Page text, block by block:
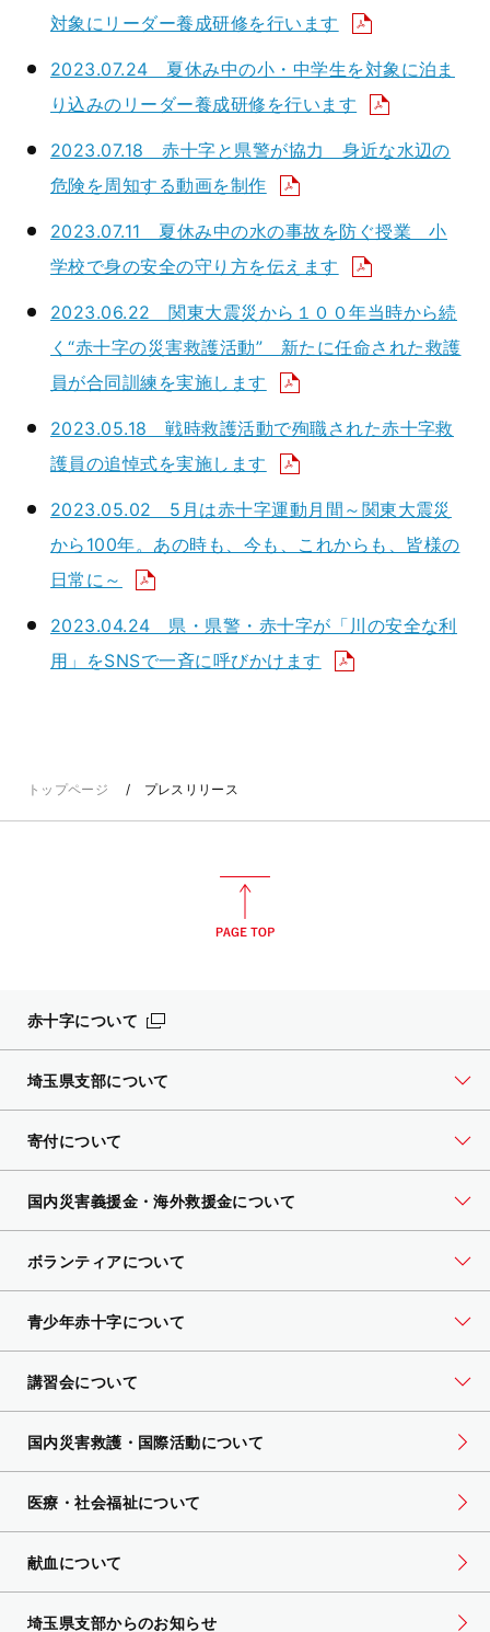
対象にリーダー養成研修を行います
2023.07.24 夏休み中の小・中学生を対象に泊ま
り込みのリーダー養成研修を行います
2023.07.18 赤十字と県警が協力 身近な水辺の
危険を周知する動画を制作
2023.07.11 夏休み中の水の事故を防ぐ授業 小
学校で身の安全の守り方を伝えます
2023.06.22 関東大震災から１００年当時から続
く“赤十字の災害救護活動” 新たに任命された救護
員が合同訓練を実施します
2023.05.18 戦時救護活動で殉職された赤十字救
護員の追悼式を実施します
2023.05.02 5月は赤十字運動月間～関東大震災
から100年。あの時も、今も、これからも、皆様の
日常に～
2023.04.24 県・県警・赤十字が「川の安全な利
用」をSNSで一斉に呼びかけます
トップページ プレスリリース
赤十字について
埼玉県支部について
寄付について
国内災害義援金・海外救援金について
ボランティアについて
青少年赤十字について
講習会について
国内災害救護・国際活動について
医療・社会福祉について
献血について
埼玉県支部からのお知らせ